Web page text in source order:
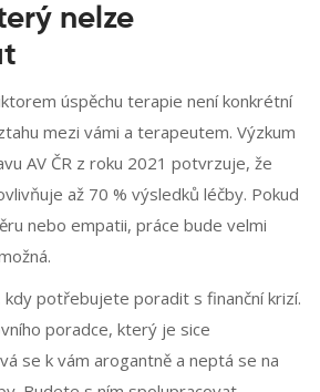
nelze
úspěchu terapie není konkrétní
mezi vámi a terapeutem. Výzkum
AV ČR z roku 2021 potvrzuje, že
až 70 % výsledků léčby. Pokud
nebo empatii, práce bude velmi
potřebujete poradit s finanční krizí.
poradce, který je sice
se k vám arogantně a neptá se na